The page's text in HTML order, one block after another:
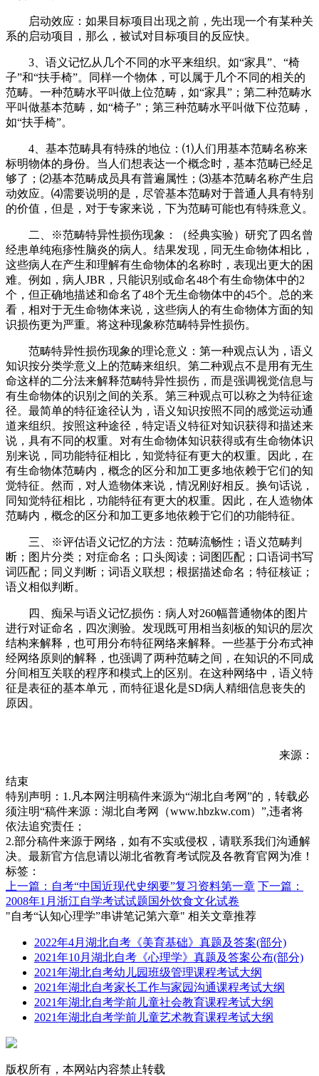
启动效应：如果目标项目出现之前，先出现一个有某种关
系的启动项目，那么，被试对目标项目的反应快。
3、语义记忆从几个不同的水平来组织。如“家具”、“椅
子”和“扶手椅”。同样一个物体，可以属于几个不同的相关的
范畴。一种范畴水平叫做上位范畴，如“家具”；第二种范畴水
平叫做基本范畴，如“椅子”；第三种范畴水平叫做下位范畴，
如“扶手椅”。
4、基本范畴具有特殊的地位：⑴人们用基本范畴名称来
标明物体的身份。当人们想表达一个概念时，基本范畴已经足
够了；⑵基本范畴成员具有普遍属性；⑶基本范畴名称产生启
动效应。⑷需要说明的是，尽管基本范畴对于普通人具有特别
的价值，但是，对于专家来说，下为范畴可能也有特殊意义。
二、※范畴特异性损伤现象：（经典实验）研究了四名曾
经患单纯疱疹性脑炎的病人。结果发现，同无生命物体相比，
这些病人在产生和理解有生命物体的名称时，表现出更大的困
难。例如，病人JBR，只能识别或命名48个有生命物体中的2
个，但正确地描述和命名了48个无生命物体中的45个。总的来
看，相对于无生命物体来说，这些病人的有生命物体方面的知
识损伤更为严重。将这种现象称范畴特异性损伤。
范畴特异性损伤现象的理论意义：第一种观点认为，语义
知识按分类学意义上的范畴来组织。第二种观点不是用有无生
命这样的二分法来解释范畴特异性损伤，而是强调视觉信息与
有生命物体的识别之间的关系。第三种观点可以称之为特征途
径。最简单的特征途径认为，语义知识按照不同的感觉运动通
道来组织。按照这种途径，特定语义特征对知识获得和描述来
说，具有不同的权重。对有生命物体知识获得或有生命物体识
别来说，同功能特征相比，知觉特征有更大的权重。因此，在
有生命物体范畴内，概念的区分和加工更多地依赖于它们的知
觉特征。然而，对人造物体来说，情况刚好相反。换句话说，
同知觉特征相比，功能特征有更大的权重。因此，在人造物体
范畴内，概念的区分和加工更多地依赖于它们的功能特征。
三、※评估语义记忆的方法：范畴流畅性；语义范畴判
断；图片分类；对症命名；口头阅读；词图匹配；口语词书写
词匹配；同义判断；词语义联想；根据描述命名；特征核证；
语义相似判断。
四、痴呆与语义记忆损伤：病人对260幅普通物体的图片
进行对证命名，四次测验。发现既可用相当刻板的知识的层次
结构来解释，也可用分布特征网络来解释。一些基于分布式神
经网络原则的解释，也强调了两种范畴之间，在知识的不同成
分间相互关联的程序和模式上的区别。在这种网络中，语义特
征是表征的基本单元，而特征退化是SD病人精细信息丧失的
原因。
来源：
结束
特别声明：1.凡本网注明稿件来源为“湖北自考网”的，转载必
须注明“稿件来源：湖北自考网（www.hbzkw.com）”,违者将
依法追究责任；
2.部分稿件来源于网络，如有不实或侵权，请联系我们沟通解
决。最新官方信息请以湖北省教育考试院及各教育官网为准！
标签：
上一篇：自考“中国近现代史纲要”复习资料第一章 下一篇：
2008年1月浙江自学考试试题国外饮食文化试卷
"自考“认知心理学”串讲笔记第六章" 相关文章推荐
2022年4月湖北自考《美育基础》真题及答案(部分)
2021年10月湖北自考《心理学》真题及答案公布(部分)
2021年湖北自考幼儿园班级管理课程考试大纲
2021年湖北自考家长工作与家园沟通课程考试大纲
2021年湖北自考学前儿童社会教育课程考试大纲
2021年湖北自考学前儿童艺术教育课程考试大纲
版权所有，本网站内容禁止转载